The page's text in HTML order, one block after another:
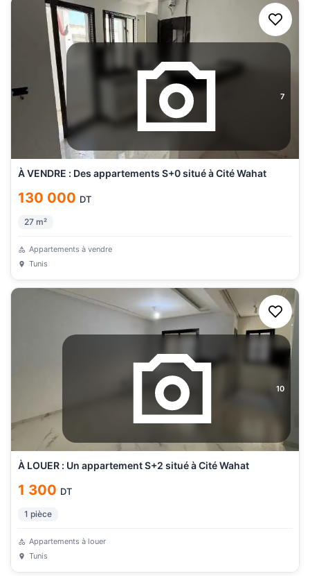
7
À VENDRE : Des appartements S+0 situé à Cité Wahat
130 000 DT
27 m²
Appartements à vendre
Tunis
10
À LOUER : Un appartement S+2 situé à Cité Wahat
1 300 DT
1 pièce
Appartements à louer
Tunis